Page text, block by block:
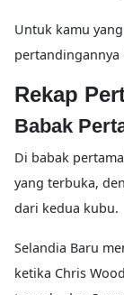
Untuk kamu
pertandingannya
Rekap
Babak
Di babak
yang terbuka,
dari kedua kubu.
Selandia Baru
ketika Chris